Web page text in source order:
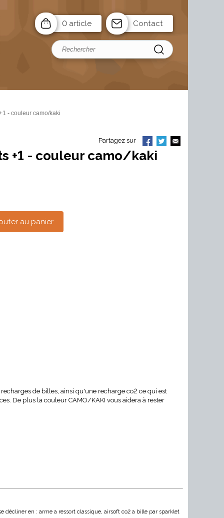
0 article Contact
- couleur camo/kaki
Partagez sur
+1 - couleur camo/kaki
au panier
de billes, ainsi qu'une recharge co2 ce qui est
De plus la couleur CAMO/KAKI vous aidera à rester
en : arme a ressort classique, airsoft co2 a bille par sparklet